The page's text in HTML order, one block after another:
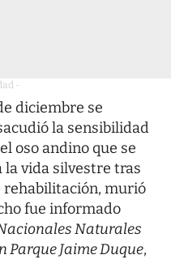
-
diciembre se
la sensibilidad
oso andino que se
la vida silvestre tras
rehabilitación, murió
fue informado
Naturales
Parque Jaime Duque,